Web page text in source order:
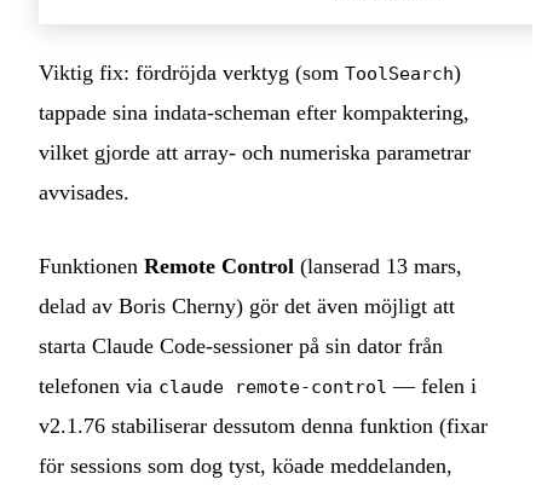
Viktig fix: fördröjda verktyg (som ToolSearch)
tappade sina indata‑scheman efter kompaktering,
vilket gjorde att array‑ och numeriska parametrar
avvisades.
Funktionen Remote Control (lanserad 13 mars,
delad av Boris Cherny) gör det även möjligt att
starta Claude Code‑sessioner på sin dator från
telefonen via claude remote-control — felen i
v2.1.76 stabiliserar dessutom denna funktion (fixar
för sessions som dog tyst, köade meddelanden,